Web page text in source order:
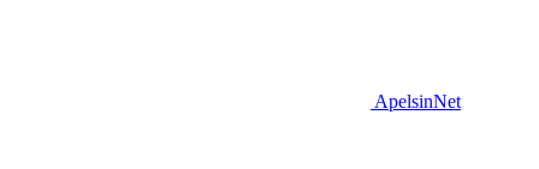
ApelsinNet